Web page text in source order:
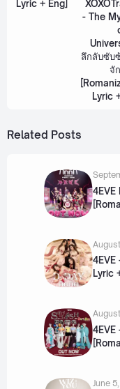
Lyric + Eng]
- The
ลึกลับซับ
จั
Lyric
Related Posts
4EVE
Lyric
4EVE
June